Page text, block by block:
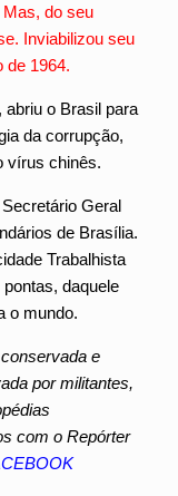
do seu
Inviabilizou seu
de 1964.
o Brasil para
da corrupção,
vírus chinês.
Geral
de Brasília.
Trabalhista
daquele
o mundo.
e
por militantes,
com o Repórter